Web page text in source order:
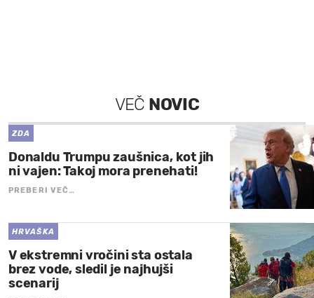
VEČ NOVIC
ZDA
Donaldu Trumpu zaušnica, kot jih
ni vajen: Takoj mora prenehati!
PREBERI VEČ…
HRVAŠKA
V ekstremni vročini sta ostala
brez vode, sledil je najhujši
scenarij